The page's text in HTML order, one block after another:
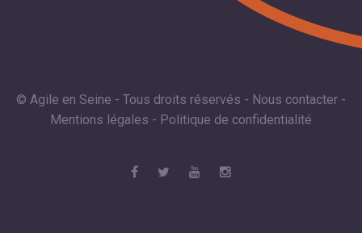
© Agile en Seine - Tous droits réservés - Nous contacter -
Mentions légales - Politique de confidentialité